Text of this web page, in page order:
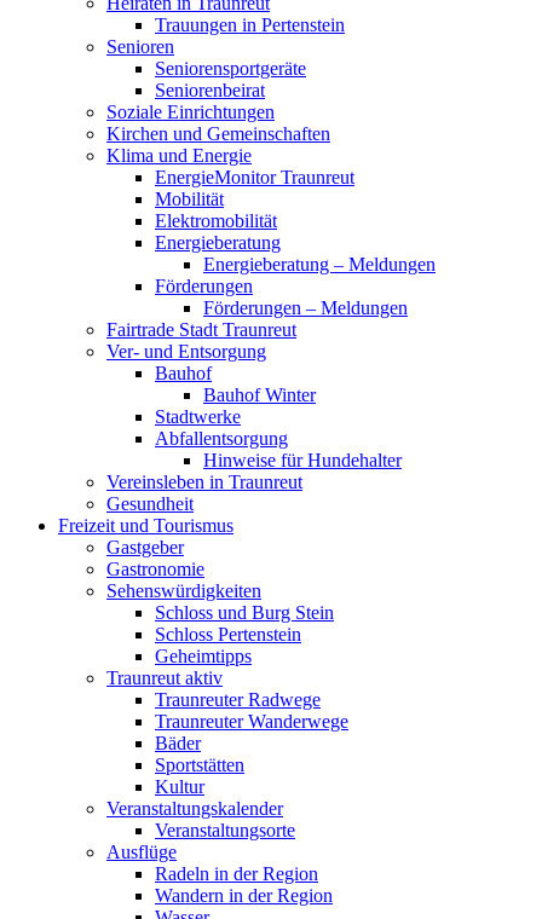
Trauungen in Pertenstein
Senioren
Seniorensportgeräte
Seniorenbeirat
Soziale Einrichtungen
Kirchen und Gemeinschaften
Klima und Energie
EnergieMonitor Traunreut
Mobilität
Elektromobilität
Energieberatung
Energieberatung – Meldungen
Förderungen
Förderungen – Meldungen
Fairtrade Stadt Traunreut
Ver- und Entsorgung
Bauhof
Bauhof Winter
Stadtwerke
Abfallentsorgung
Hinweise für Hundehalter
Vereinsleben in Traunreut
Gesundheit
Freizeit und Tourismus
Gastgeber
Gastronomie
Sehenswürdigkeiten
Schloss und Burg Stein
Schloss Pertenstein
Geheimtipps
Traunreut aktiv
Traunreuter Radwege
Traunreuter Wanderwege
Bäder
Sportstätten
Kultur
Veranstaltungskalender
Veranstaltungsorte
Ausflüge
Radeln in der Region
Wandern in der Region